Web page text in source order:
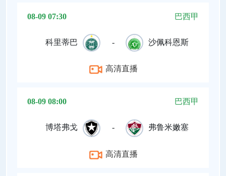
08-09 07:30 巴西甲
科里蒂巴 - 沙佩科恩斯
高清直播
08-09 08:00 巴西甲
博塔弗戈 - 弗鲁米嫩塞
高清直播